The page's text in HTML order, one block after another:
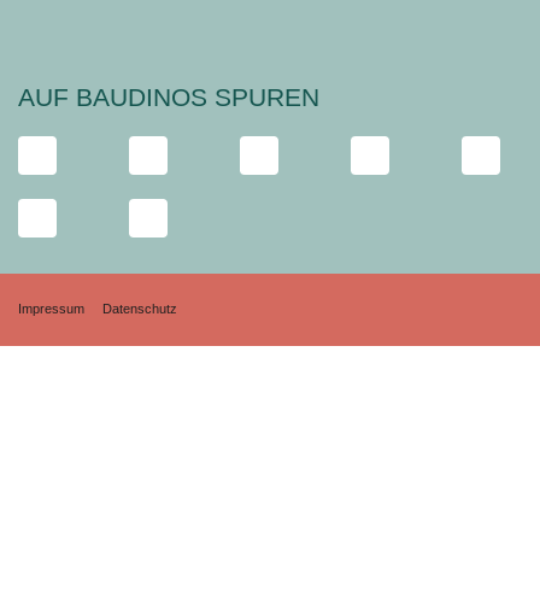
AUF BAUDINOS SPUREN
Impressum Datenschutz